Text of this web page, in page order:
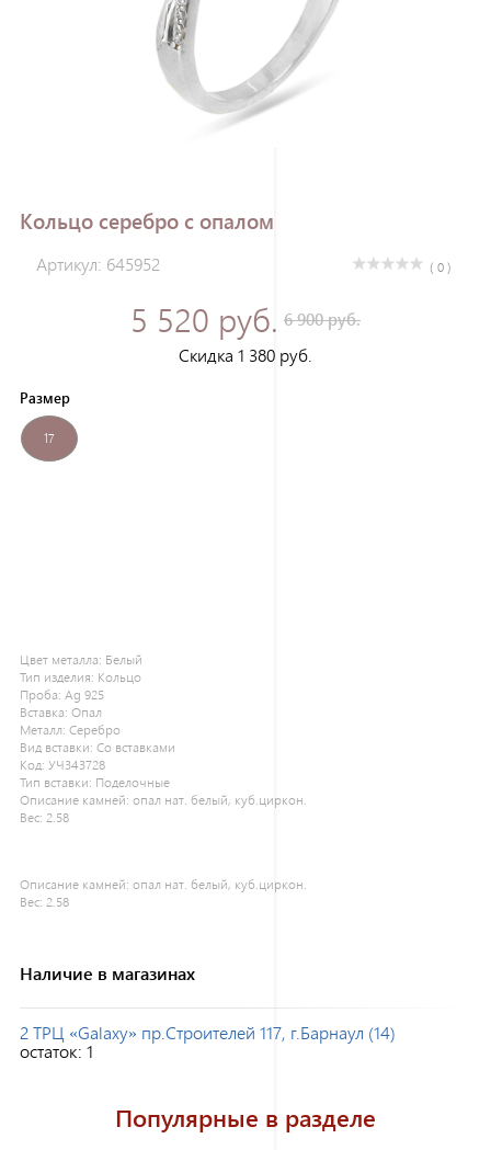
Кольцо серебро с опалом
Артикул: 645952 ( 0 )
5 520 руб. 6 900 руб.
Скидка 1 380 руб.
Размер
17
Цвет металла: Белый
Тип изделия: Кольцо
Проба: Ag 925
Вставка: Опал
Металл: Серебро
Вид вставки: Со вставками
Код: УЧ343728
Тип вставки: Поделочные
Описание камней: опал нат. белый, куб.циркон.
Вес: 2.58
Описание камней: опал нат. белый, куб.циркон.
Вес: 2.58
Наличие в магазинах
2 ТРЦ «Galaxy» пр.Строителей 117, г.Барнаул (14)
остаток: 1
Популярные в разделе
Зарегистрироваться